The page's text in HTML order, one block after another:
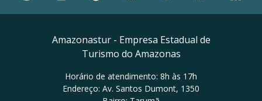
Amazonastur - Empresa Estadual de
Turismo do Amazonas
Horário de atendimento: 8h às 17h
Endereço: Av. Santos Dumont, 1350